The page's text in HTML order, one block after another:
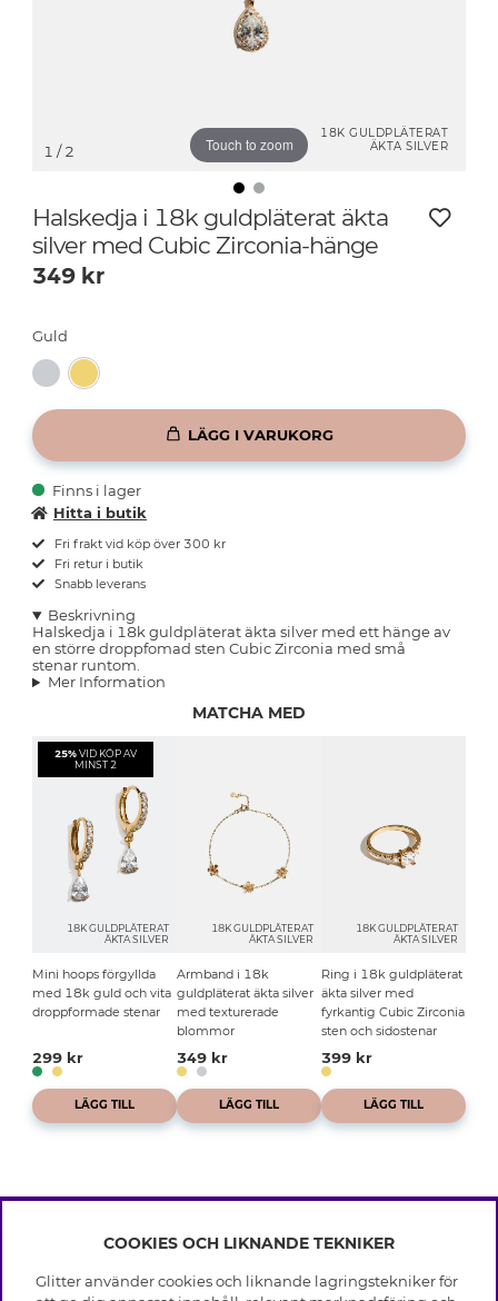
18K GULDPLÄTERAT
ÄKTA SILVER
Touch to zoom
1 / 2
Halskedja i 18k guldpläterat äkta
silver med Cubic Zirconia-hänge
349 kr
Guld
LÄGG I VARUKORG
Finns i lager
Hitta i butik
Fri frakt vid köp över 300 kr
Fri retur i butik
Snabb leverans
Beskrivning
Halskedja i 18k guldpläterat äkta silver med ett hänge av
en större droppfomad sten Cubic Zirconia med små
stenar runtom.
Mer Information
MATCHA MED
25% VID KÖP AV
MINST 2
18K GULDPLÄTERAT
ÄKTA SILVER
Mini hoops förgyllda
med 18k guld och vita
droppformade stenar
299 kr
LÄGG TILL
18K GULDPLÄTERAT
ÄKTA SILVER
Armband i 18k
guldpläterat äkta silver
med texturerade
blommor
349 kr
LÄGG TILL
18K GULDPLÄTERAT
ÄKTA SILVER
Ring i 18k guldpläterat
äkta silver med
fyrkantig Cubic Zirconia
sten och sidostenar
399 kr
LÄGG TILL
INFO
Leverans
COOKIES OCH LIKNANDE TEKNIKER
Glitter använder cookies och liknande lagringstekniker för